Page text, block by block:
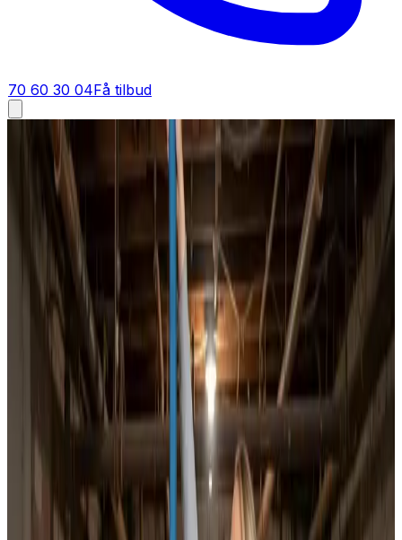
70 60 30 04Få tilbud
Ventilationsrens i Middelfart
Ventilationsrens i Middelfart
Vi renser ventilationsanlæg fra bund til top i Middelfart.
Tilstoppede kanaler, snavsede ventiler og fyldte filtre
fjernes grundigt, så du får frisk, filtreret luft og et anlæg,
der yder optimalt igen.